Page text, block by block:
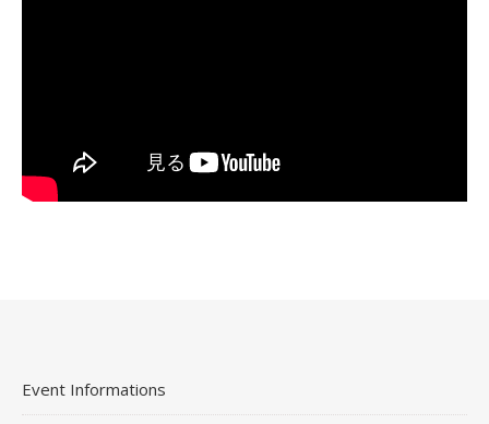
Event Informations